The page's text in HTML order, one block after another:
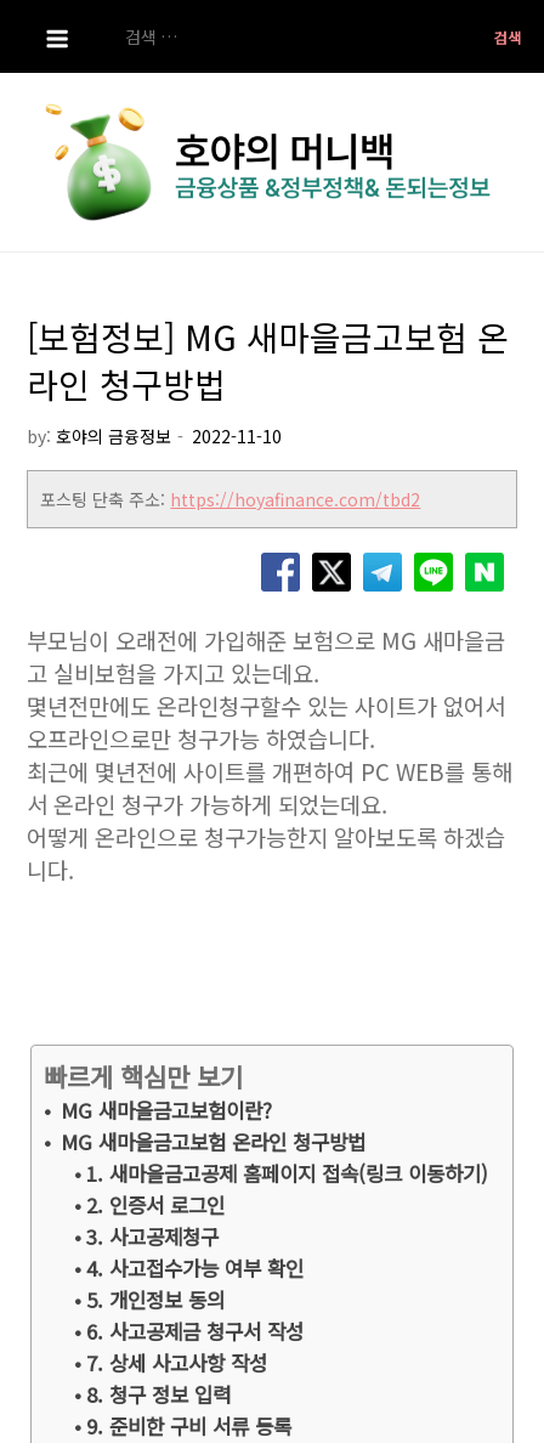
i
색:
[보험정보] MG 새마을금고보험 온
라인 청구방법
by:호야의 금융정보
포스팅 단축 주소: https://hoyafinance.com/tbd2
부모님이 오래전에 가입해준 보험으로 MG 새마을금
고 실비보험을 가지고 있는데요.
몇년전만에도 온라인청구할수 있는 사이트가 없어서
오프라인으로만 청구가능 하였습니다.
최근에 몇년전에 사이트를 개편하여 PC WEB를 통해
서 온라인 청구가 가능하게 되었는데요.
어떻게 온라인으로 청구가능한지 알아보도록 하겠습
니다.
빠르게 핵심만 보기
MG 새마을금고보험이란?
MG 새마을금고보험 온라인 청구방법
1. 새마을금고공제 홈페이지 접속(링크 이동하기)
2. 인증서 로그인
3. 사고공제청구
4. 사고접수가능 여부 확인
5. 개인정보 동의
6. 사고공제금 청구서 작성
7. 상세 사고사항 작성
8. 청구 정보 입력
9. 준비한 구비 서류 등록